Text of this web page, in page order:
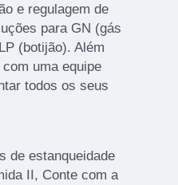
e regulagem de
para GN (gás
(botijão). Além
uma equipe
todos os seus
de estanqueidade
II, Conte com a